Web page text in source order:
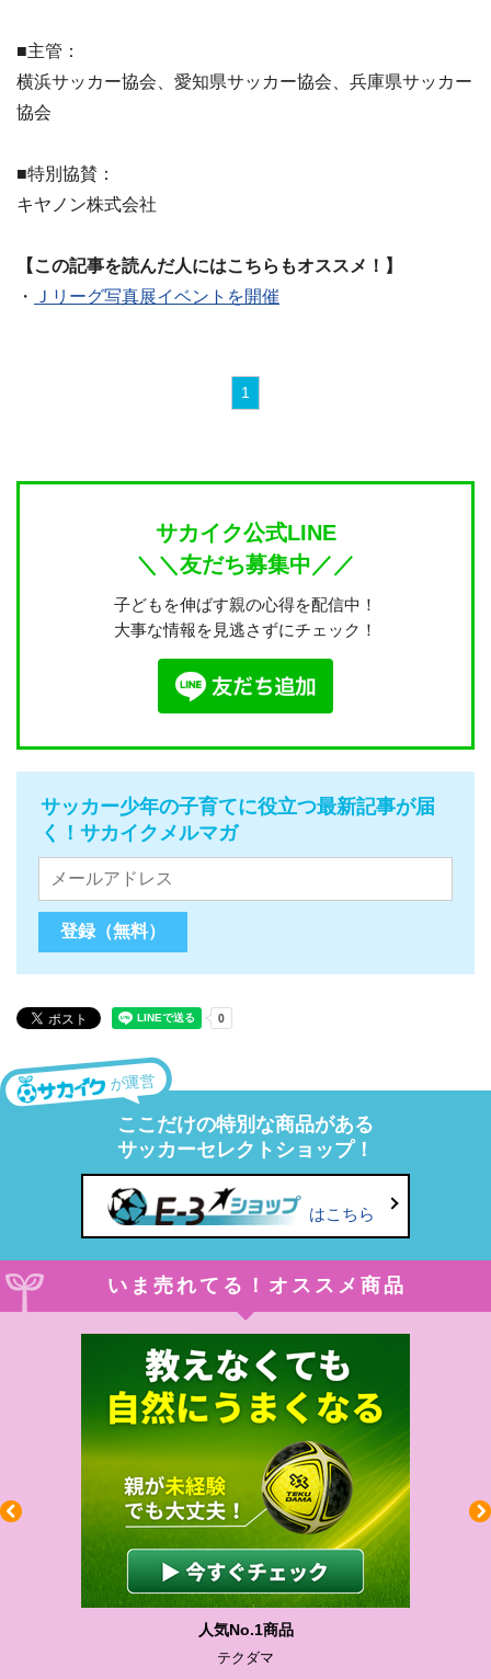
■主管：
横浜サッカー協会、愛知県サッカー協会、兵庫県サッカー
協会
■特別協賛：
キヤノン株式会社
【この記事を読んだ人にはこちらもオススメ！】
・
Ｊリーグ写真展イベントを開催
1
サカイク公式LINE
＼＼友だち募集中／／
子どもを伸ばす親の心得を配信中！
大事な情報を見逃さずにチェック！
サッカー少年の子育てに役立つ最新記事が届
く！サカイクメルマガ
が運営
ここだけの特別な商品がある
サッカーセレクトショップ！
はこちら
いま売れてる！オススメ商品
人気No.1商品
テクダマ